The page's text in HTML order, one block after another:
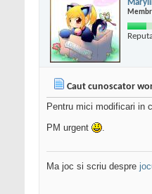
Caut cunoscator
Pentru mici modificari in
PM urgent
.
Ma joc si scriu despre